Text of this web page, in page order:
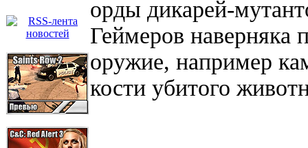
орды дикарей-
Геймеров наверняка
оружие, например
кости убитого